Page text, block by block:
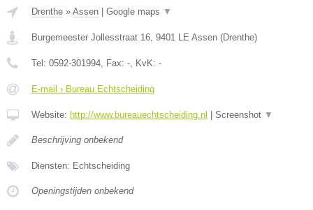
Drenthe » Assen Google maps ▼
Burgemeester Jollesstraat 16 9401 LE Assen (Drenthe)
Tel: 0592-301994 , Fax: - , KvK: -
E-mail › Bureau Echtscheiding
Website: http://www.bureauechtscheiding.nl Screenshot ▼
Beschrijving onbekend
Diensten: Echtscheiding
Openingstijden onbekend